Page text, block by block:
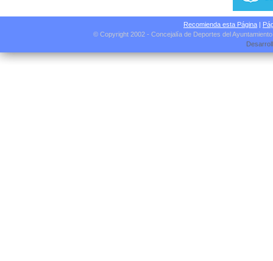
Recomienda esta Página |
© Copyright 2002 - Concejalía de Deportes del